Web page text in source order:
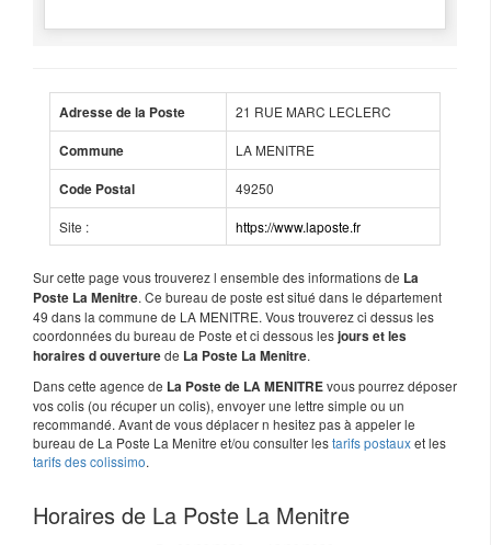
Adresse de la Poste 21 RUE MARC LECLERC
Commune LA MENITRE
Code Postal 49250
Site : https://www.laposte.fr
Sur cette page vous trouverez l ensemble des informations de La
Poste La Menitre. Ce bureau de poste est situé dans le département
49 dans la commune de LA MENITRE. Vous trouverez ci dessus les
coordonnées du bureau de Poste et ci dessous lesjours et les
horaires d ouverturede La Poste La Menitre.
Dans cette agence de La Poste de LA MENITREvous pourrez déposer
vos colis (ou récuper un colis), envoyer une lettre simple ou un
recommandé. Avant de vous déplacer n hesitez pas à appeler le
bureau de La Poste La Menitre et/ou consulter lestarifs postauxet les
tarifs des colissimo.
Horaires de La Poste La Menitre